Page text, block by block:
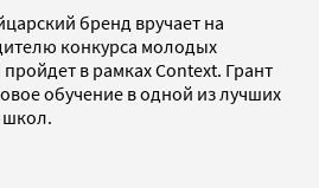
бренд вручает на
конкурса молодых
в рамках Context. Грант
обучение в одной из лучших
школ.